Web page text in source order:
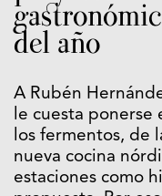
del año
A Rubén
le cuesta ponerse
los fermentos, de
nueva cocina
estaciones como